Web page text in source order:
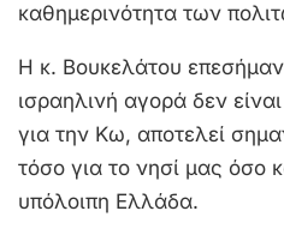
καθημερινότητα των
Η κ. Βουκελάτου
ισραηλινή αγορά δεν
για την Κω, αποτελεί
τόσο για το νησί μας όσο
υπόλοιπη Ελλάδα.